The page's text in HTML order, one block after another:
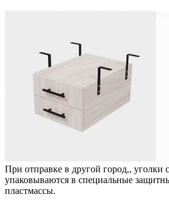
При отправке в другой город,, уголки
упаковываются в специальные
пластмассы.